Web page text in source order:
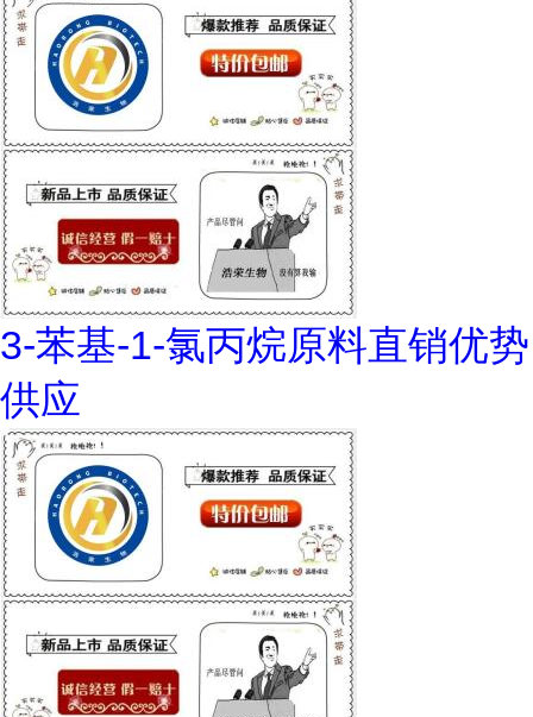
3-苯基-1-氯丙烷原料直销优势
供应